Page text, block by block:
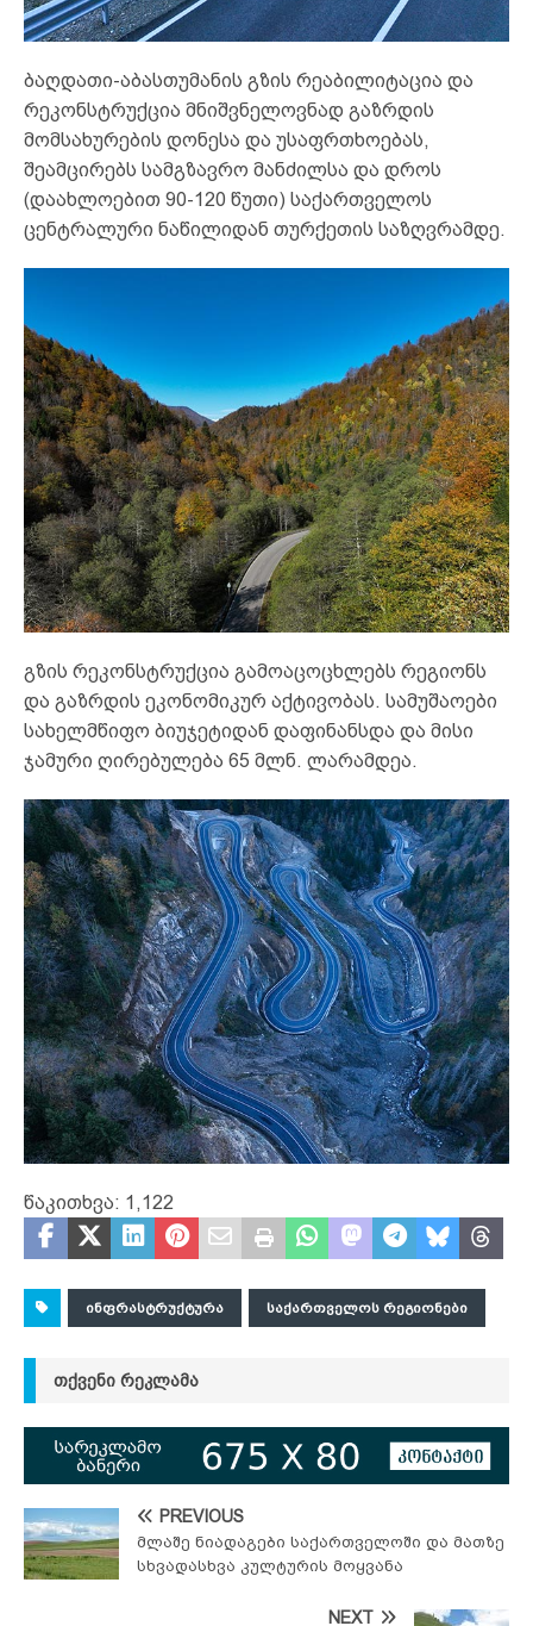
ბაღდათი-აბასთუმანის გზის რეაბილიტაცია და
რეკონსტრუქცია მნიშვნელოვნად გაზრდის
მომსახურების დონესა და უსაფრთხოებას,
შეამცირებს სამგზავრო მანძილსა და დროს
(დაახლოებით 90-120 წუთი) საქართველოს
ცენტრალური ნაწილიდან თურქეთის საზღვრამდე.
გზის რეკონსტრუქცია გამოაცოცხლებს რეგიონს
და გაზრდის ეკონომიკურ აქტივობას. სამუშაოები
სახელმწიფო ბიუჯეტიდან დაფინანსდა და მისი
ჯამური ღირებულება 65 მლნ. ლარამდეა.
წაკითხვა: 1,122
ᲘᲜᲤᲠᲐᲡᲢᲠᲣᲥᲢᲣᲠᲐ ᲡᲐᲥᲐᲠᲗᲕᲔᲚᲝᲡ ᲠᲔᲒᲘᲝᲜᲔᲑᲘ
ᲗᲥᲕᲔᲜᲘ ᲠᲔᲙᲚᲐᲛᲐ
PREVIOUS
მლაშე ნიადაგები საქართველოში და მათზე
სხვადასხვა კულტურის მოყვანა
NEXT